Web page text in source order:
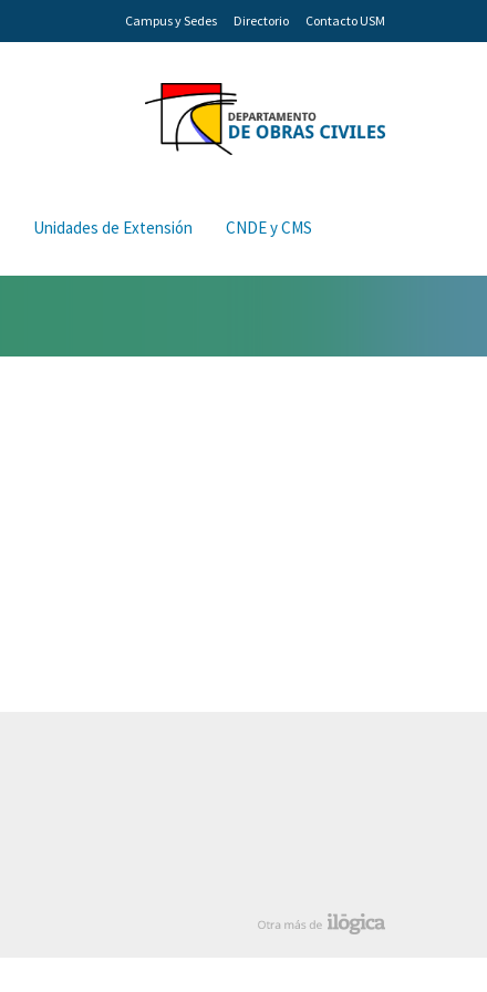
Campus y Sedes Directorio Contacto USM
Unidades de Extensión CNDE y CMS